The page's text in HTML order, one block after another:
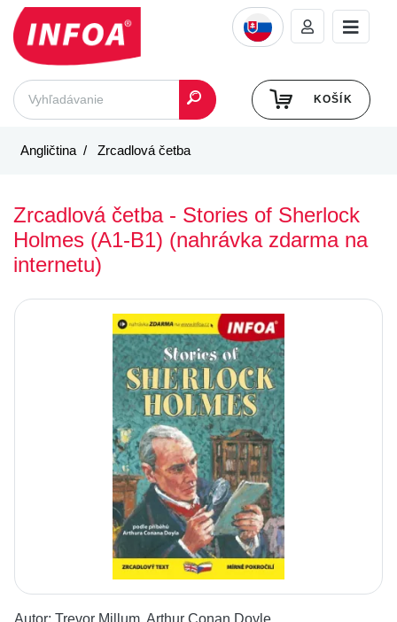
KOŠÍK
Angličtina Zrcadlová četba
Zrcadlová četba - Stories of Sherlock
Holmes (A1-B1) (nahrávka zdarma na
internetu)